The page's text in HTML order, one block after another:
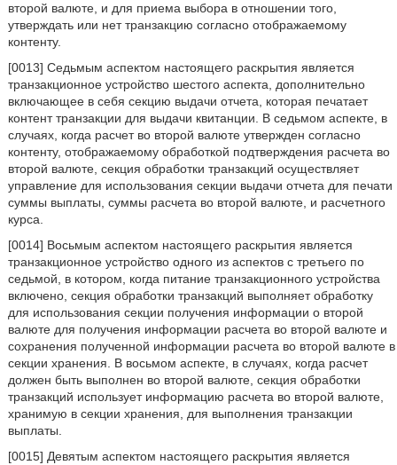
второй валюте, и для приема выбора в отношении того,
утверждать или нет транзакцию согласно отображаемому
контенту.
[0013] Седьмым аспектом настоящего раскрытия является
транзакционное устройство шестого аспекта, дополнительно
включающее в себя секцию выдачи отчета, которая печатает
контент транзакции для выдачи квитанции. В седьмом аспекте, в
случаях, когда расчет во второй валюте утвержден согласно
контенту, отображаемому обработкой подтверждения расчета во
второй валюте, секция обработки транзакций осуществляет
управление для использования секции выдачи отчета для печати
суммы выплаты, суммы расчета во второй валюте, и расчетного
курса.
[0014] Восьмым аспектом настоящего раскрытия является
транзакционное устройство одного из аспектов с третьего по
седьмой, в котором, когда питание транзакционного устройства
включено, секция обработки транзакций выполняет обработку
для использования секции получения информации о второй
валюте для получения информации расчета во второй валюте и
сохранения полученной информации расчета во второй валюте в
секции хранения. В восьмом аспекте, в случаях, когда расчет
должен быть выполнен во второй валюте, секция обработки
транзакций использует информацию расчета во второй валюте,
хранимую в секции хранения, для выполнения транзакции
выплаты.
[0015] Девятым аспектом настоящего раскрытия является